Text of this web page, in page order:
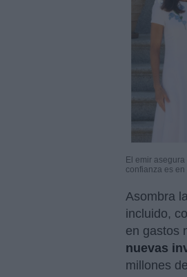
El emir
confianza es
Asombra
incluido,
en gastos
nuevas
millones